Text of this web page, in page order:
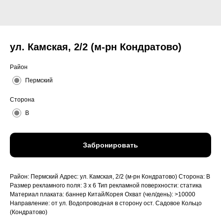
ул. Камская, 2/2 (м-рн Кондратово)
Район
Пермский
Сторона
B
Забронировать
Район: Пермский Адрес: ул. Камская, 2/2 (м-рн Кондратово) Сторона: B
Размер рекламного поля: 3 x 6 Тип рекламной поверхности: статика
Материал плаката: баннер Китай/Корея Охват (чел/день): >10000
Направление: от ул. Водопроводная в сторону ост. Садовое Кольцо
(Кондратово)